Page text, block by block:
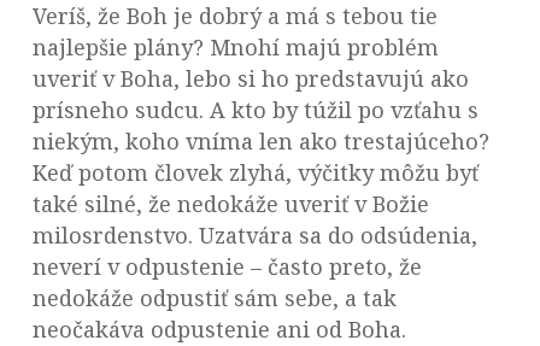
Veríš, že Boh je dobrý a má s tebou tie
najlepšie plány? Mnohí majú problém
uveriť v Boha, lebo si ho predstavujú ako
prísneho sudcu. A kto by túžil po vzťahu s
niekým, koho vníma len ako trestajúceho?
Keď potom človek zlyhá, výčitky môžu byť
také silné, že nedokáže uveriť v Božie
milosrdenstvo. Uzatvára sa do odsúdenia,
neverí v odpustenie – často preto, že
nedokáže odpustiť sám sebe, a tak
neočakáva odpustenie ani od Boha.